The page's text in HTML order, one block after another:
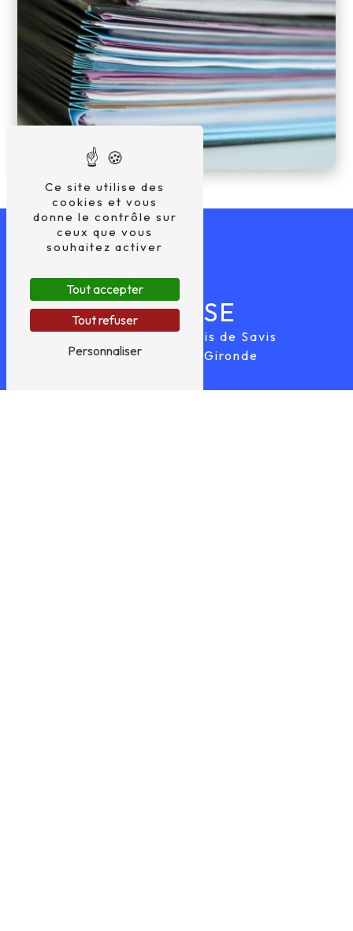
ADRESSE
22 Bis Route du Bois de Savis
33640 Castres-Gironde
Ce site utilise des
cookies et vous
donne le contrôle sur
ceux que vous
souhaitez activer
Tout accepter
Tout refuser
Personnaliser